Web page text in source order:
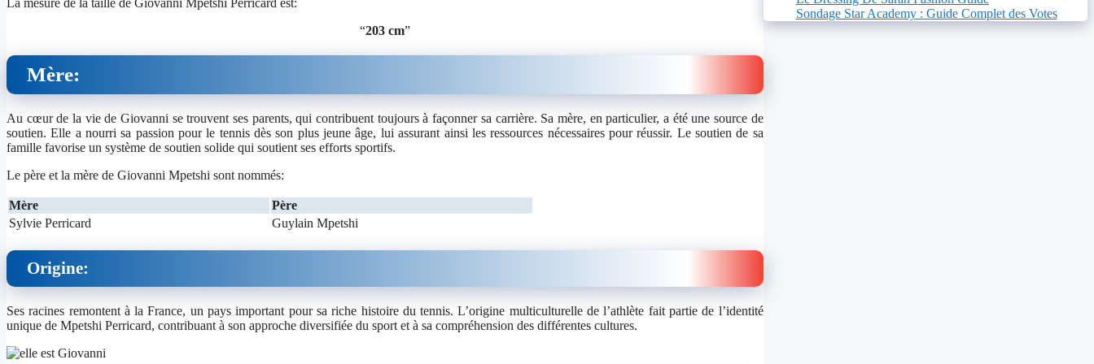
La mesure de la taille de Giovanni Mpetshi Perricard est:
“203 cm”
Mère:
Au cœur de la vie de Giovanni se trouvent ses parents, qui contribuent toujours à façonner sa carrière. Sa mère, en particulier, a été une source de
soutien. Elle a nourri sa passion pour le tennis dès son plus jeune âge, lui assurant ainsi les ressources nécessaires pour réussir. Le soutien de sa
famille favorise un système de soutien solide qui soutient ses efforts sportifs.
Le père et la mère de Giovanni Mpetshi sont nommés:
Mère
Père
Sylvie Perricard
Guylain Mpetshi
Origine:
Ses racines remontent à la France, un pays important pour sa riche histoire du tennis. L’origine multiculturelle de l’athlète fait partie de l’identité
unique de Mpetshi Perricard, contribuant à son approche diversifiée du sport et à sa compréhension des différentes cultures.
Sondage Star Academy : Guide Complet des Votes